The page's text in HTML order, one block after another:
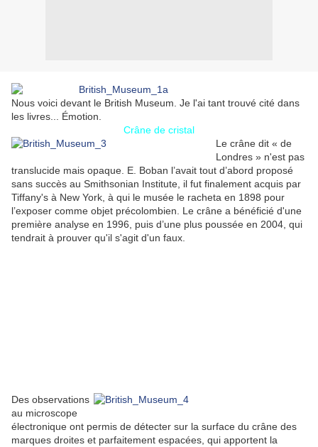
Nous voici devant le British Museum. Je l'ai tant trouvé cité dans
les livres... Émotion.
Crâne de cristal
Le crâne dit « de
Londres » n'est pas
translucide mais opaque. E. Boban l’avait tout d’abord proposé
sans succès au Smithsonian Institute, il fut finalement acquis par
Tiffany's à New York, à qui le musée le racheta en 1898 pour
l’exposer comme objet précolombien. Le crâne a bénéficié d'une
première analyse en 1996, puis d’une plus poussée en 2004, qui
tendrait à prouver qu'il s'agit d'un faux.
Des observations
au microscope
électronique ont permis de détecter sur la surface du crâne des
marques droites et parfaitement espacées, qui apportent la